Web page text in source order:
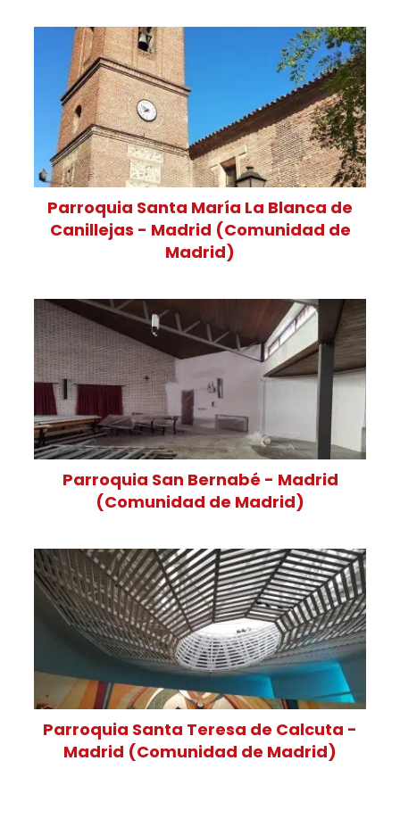
Parroquia Santa María La Blanca de
Canillejas - Madrid (Comunidad de
Madrid)
Parroquia San Bernabé - Madrid
(Comunidad de Madrid)
Parroquia Santa Teresa de Calcuta -
Madrid (Comunidad de Madrid)